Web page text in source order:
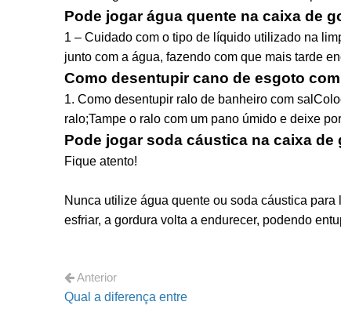
Pode jogar água quente na caixa de
1 – Cuidado com o tipo de líquido utilizado na
junto com a água, fazendo com que mais tarde
Como desentupir cano de esgoto
1. Como desentupir ralo de banheiro com
ralo;Tampe o ralo com um pano úmido e deixe
Pode jogar soda cáustica na caixa de
Fique atento!
Nunca utilize água quente ou soda cáustica
esfriar, a gordura volta a endurecer, podendo
Anterior
Qual a diferença entre